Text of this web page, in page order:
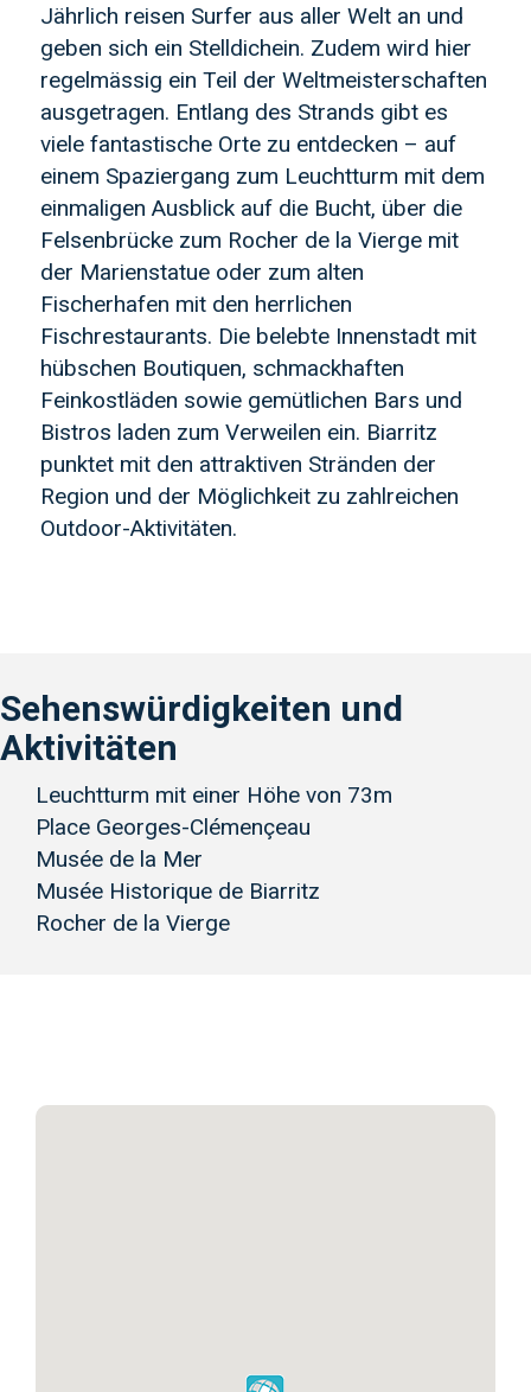
Jährlich reisen Surfer aus aller Welt an und
geben sich ein Stelldichein. Zudem wird hier
regelmässig ein Teil der Weltmeisterschaften
ausgetragen. Entlang des Strands gibt es
viele fantastische Orte zu entdecken – auf
einem Spaziergang zum Leuchtturm mit dem
einmaligen Ausblick auf die Bucht, über die
Felsenbrücke zum Rocher de la Vierge mit
der Marienstatue oder zum alten
Fischerhafen mit den herrlichen
Fischrestaurants. Die belebte Innenstadt mit
hübschen Boutiquen, schmackhaften
Feinkostläden sowie gemütlichen Bars und
Bistros laden zum Verweilen ein. Biarritz
punktet mit den attraktiven Stränden der
Region und der Möglichkeit zu zahlreichen
Outdoor-Aktivitäten.
Sehenswürdigkeiten und
Aktivitäten
Leuchtturm mit einer Höhe von 73m
Place Georges-Clémençeau
Musée de la Mer
Musée Historique de Biarritz
Rocher de la Vierge